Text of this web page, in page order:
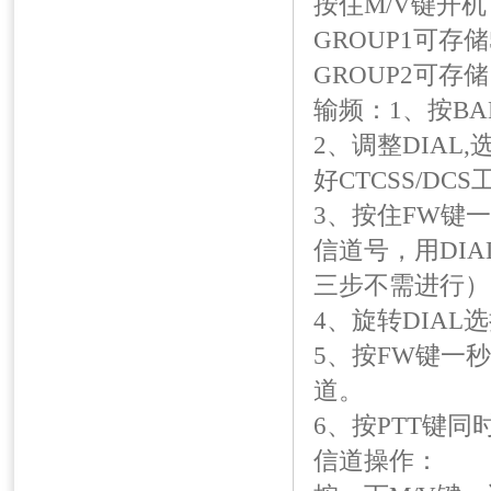
GROUP1可存
GROUP2可存
输频：1、按
2、调整DIAL,
好CTCSS/DCS
3、按住FW键
信道号，用
三步不需进行）
4、旋转DIAL
5、按FW键一
道。
6、按PTT键同
信道操作：